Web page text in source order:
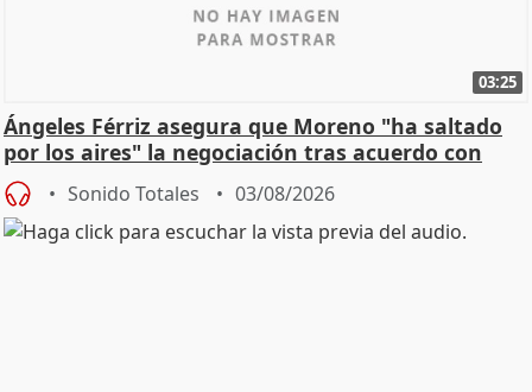
03:25
Ángeles Férriz asegura que Moreno "ha saltado
por los aires" la negociación tras acuerdo con
SMA
Sonido Totales 03/08/2026